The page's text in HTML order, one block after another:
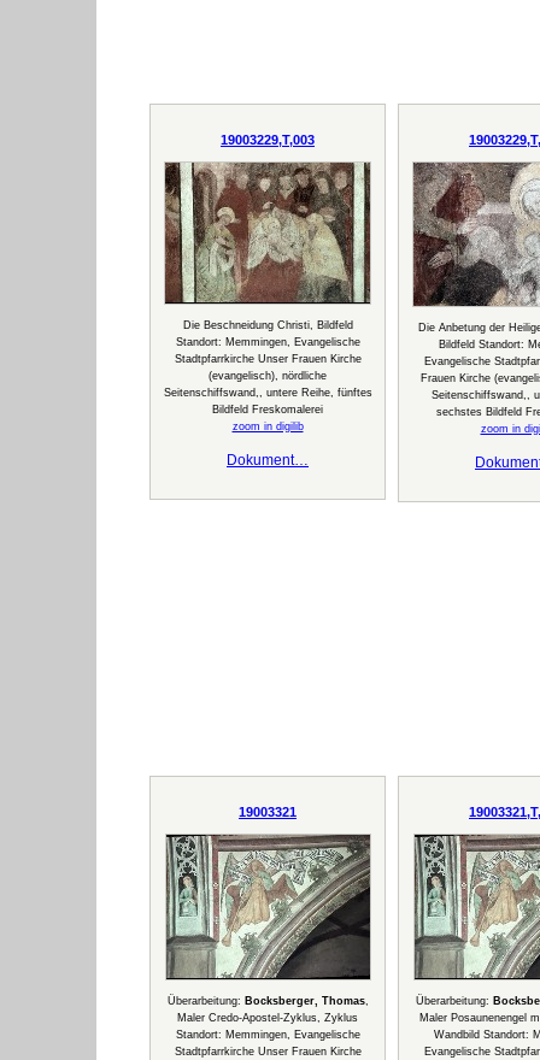
19003229,T,003
Die Beschneidung Christi, Bildfeld
Standort: Memmingen, Evangelische
Stadtpfarrkirche Unser Frauen Kirche
(evangelisch), nördliche
Seitenschiffswand,, untere Reihe, fünftes
Bildfeld Freskomalerei
zoom in digilib
Dokument…
Die Anbetung der
Bildfeld Standort:
Evangelische
Frauen Kirche
Seitenschiffswand,,
sechstes Bildfeld
zoom in
19003321
Überarbeitung: Bocksberger, Thomas,
Maler Credo-Apostel-Zyklus, Zyklus
Standort: Memmingen, Evangelische
Stadtpfarrkirche Unser Frauen Kirche
Überarbeitung:
Maler Posaunenengel
Wandbild Standort:
Evangelische